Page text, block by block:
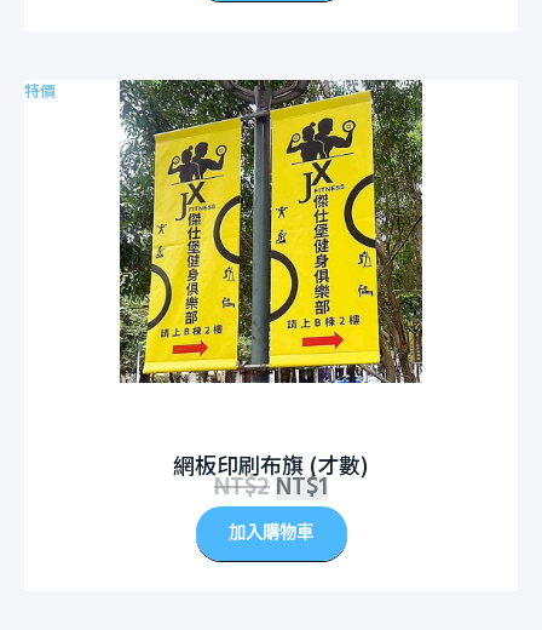
特價
網板印刷布旗 (才數)
NT$2NT$1
加入購物車